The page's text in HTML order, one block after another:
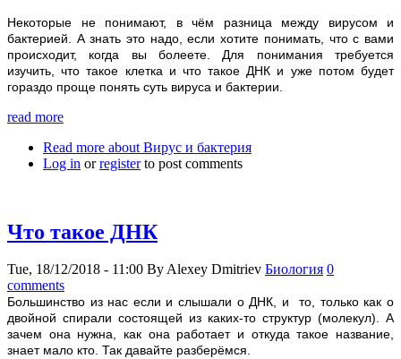
Некоторые не понимают, в чём разница между вирусом и
бактерией. А знать это надо, если хотите понимать, что с вами
происходит, когда вы болеете. Для понимания требуется
изучить, что такое клетка и что такое ДНК и уже потом будет
гораздо проще понять суть вируса и бактерии.
read more
Read more about Вирус и бактерия
Log in orregisterto post comments
Что такое ДНК
Tue, 18/12/2018 - 11:00 ByAlexey Dmitriev Биология 0
comments
Большинство из нас если и слышали о ДНК, и то, только как о
двойной спирали состоящей из каких-то структур (молекул). А
зачем она нужна, как она работает и откуда такое название,
знает мало кто. Так давайте разберёмся.